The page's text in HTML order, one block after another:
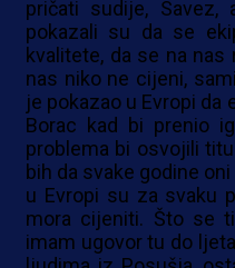
pričati sudije, Savez,
pokazali su da se
kvalitete, da se na
nas niko ne cijeni,
je pokazao u Evropi da
Borac kad bi prenio
problema bi osvojili
bih da svake godine
u Evropi su za svaku
mora cijeniti. Što se
imam ugovor tu do